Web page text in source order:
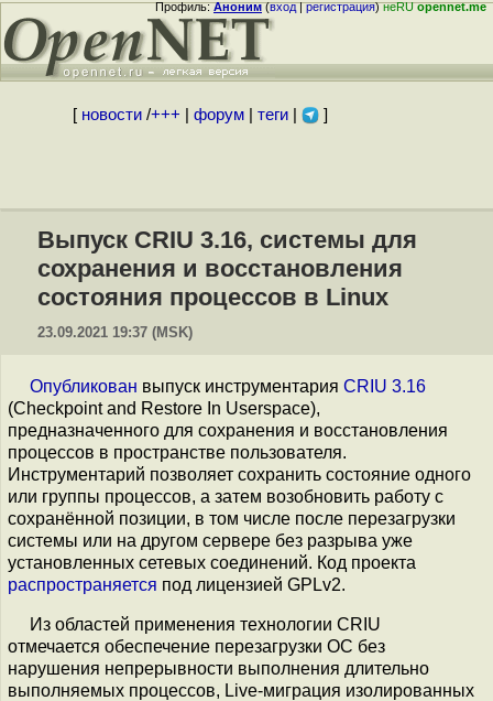
Профиль:Аноним(вход|регистрация)неRUopennet.me
[ новости/+++ форум| теги| ]
Выпуск CRIU 3.16, системы для
сохранения и восстановления
состояния процессов в Linux
23.09.2021 19:37 (MSK)
Опубликован выпуск инструментария CRIU 3.16
(Checkpoint and Restore In Userspace),
предназначенного для сохранения и восстановления
процессов в пространстве пользователя.
Инструментарий позволяет сохранить состояние одного
или группы процессов, а затем возобновить работу с
сохранённой позиции, в том числе после перезагрузки
системы или на другом сервере без разрыва уже
установленных сетевых соединений. Код проекта
распространяется под лицензией GPLv2.
Из областей применения технологии CRIU
отмечается обеспечение перезагрузки ОС без
нарушения непрерывности выполнения длительно
выполняемых процессов, Live-миграция изолированных